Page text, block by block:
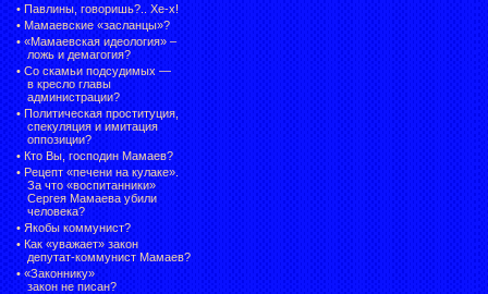
• Павлины, говоришь?.. Хе-х!
• Мамаевские «засланцы»?
• «Мамаевская идеология» –
ложь и демагогия?
• Со скамьи подсудимых —
в кресло главы
администрации?
• Политическая проституция,
спекуляция и имитация
оппозиции?
• Кто Вы, господин Мамаев?
• Рецепт «печени на кулаке».
За что «воспитанники»
Сергея Мамаева убили
человека?
• Якобы коммунист?
• Как «уважает» закон
депутат-коммунист Мамаев?
• «Законнику»
закон не писан?